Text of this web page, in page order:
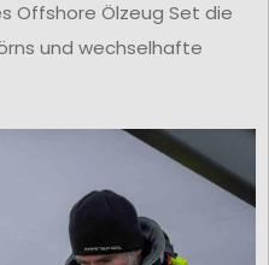
Offshore Ölzeug Set die
und wechselhafte